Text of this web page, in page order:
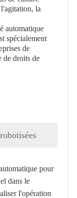
la
automatique
spécialement
de
de droits de
pour
dans le
l'opération